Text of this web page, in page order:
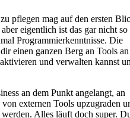
pflegen mag auf den ersten
eigentlich ist das gar nicht so
Programmierkenntnisse. Die
einen ganzen Berg an Tools an
und verwalten kannst
an dem Punkt angelangt, an
externen Tools upzugraden
Alles läuft doch super.